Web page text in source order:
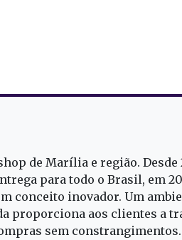
de Marília e região. Desde
para todo o Brasil, em
conceito inovador. Um
proporciona aos clientes a
sem constrangimentos.